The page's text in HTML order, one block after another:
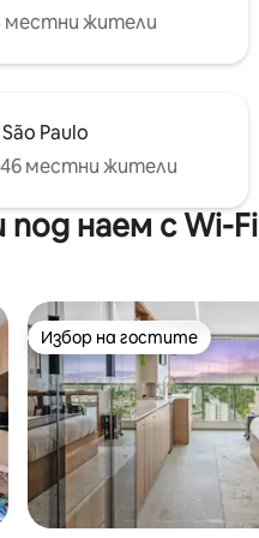
местни жители
Paulo
местни жители
наем с Wi-Fi
Избор на гостите
Избор на гостите